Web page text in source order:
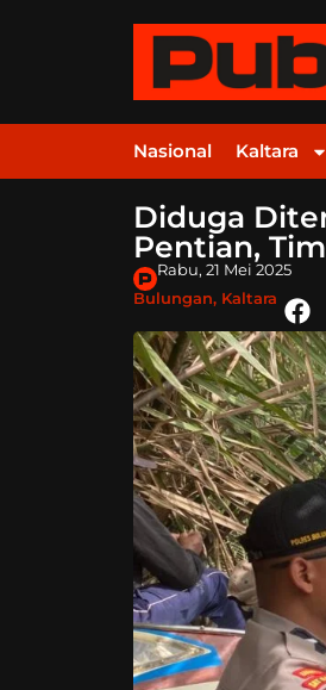
Nasional Kaltara
Diduga
Pentian,
Rabu, 21 Mei 2025
Bulungan, Kaltara